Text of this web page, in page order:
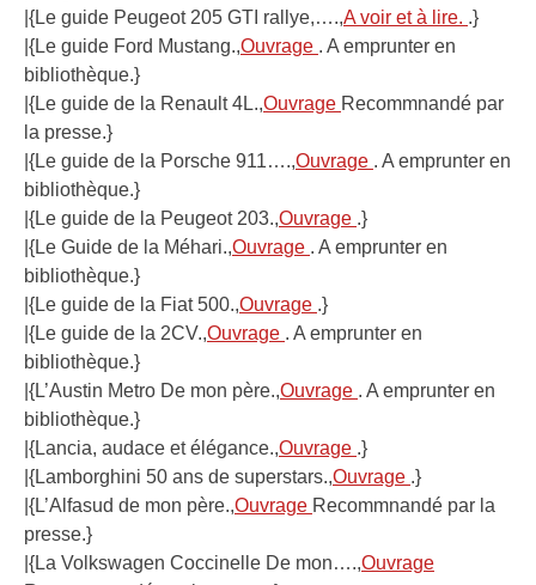
|{Le guide Peugeot 205 GTI rallye,….,A voir et à lire. .}
|{Le guide Ford Mustang.,Ouvrage . A emprunter en
bibliothèque.}
|{Le guide de la Renault 4L.,Ouvrage Recommnandé par
la presse.}
|{Le guide de la Porsche 911….,Ouvrage . A emprunter en
bibliothèque.}
|{Le guide de la Peugeot 203.,Ouvrage .}
|{Le Guide de la Méhari.,Ouvrage . A emprunter en
bibliothèque.}
|{Le guide de la Fiat 500.,Ouvrage .}
|{Le guide de la 2CV.,Ouvrage . A emprunter en
bibliothèque.}
|{L’Austin Metro De mon père.,Ouvrage . A emprunter en
bibliothèque.}
|{Lancia, audace et élégance.,Ouvrage .}
|{Lamborghini 50 ans de superstars.,Ouvrage .}
|{L’Alfasud de mon père.,Ouvrage Recommnandé par la
presse.}
|{La Volkswagen Coccinelle De mon….,Ouvrage